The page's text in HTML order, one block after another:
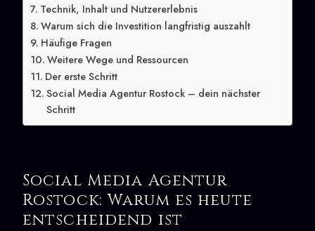
Technik, Inhalt und Nutzererlebnis
Warum sich die Investition langfristig auszahlt
Häufige Fragen
Weitere Wege und Ressourcen
Der erste Schritt
Social Media Agentur Rostock – dein nächster
Schritt
Social Media Agentur
Rostock: Warum es heute
entscheidend ist